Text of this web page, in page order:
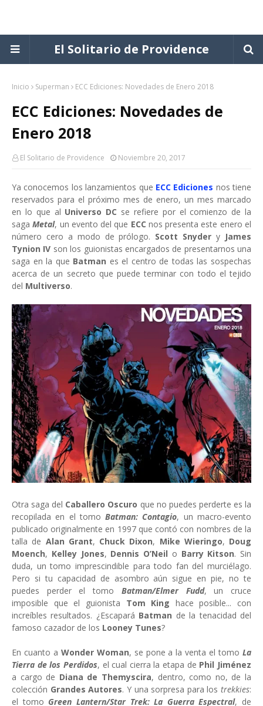
El Solitario de Providence
Inicio Superman ECC Ediciones: Novedades de Enero 2018
ECC Ediciones: Novedades de
Enero 2018
El Solitario de Providence Noviembre 20, 2017
Ya conocemos los lanzamientos que ECC Ediciones nos tiene
reservados para el próximo mes de enero, un mes marcado
en lo que al Universo DC se refiere por el comienzo de la
sagaMetal, un evento del que ECC nos presenta este enero el
número cero a modo de prólogo. Scott Snyder y James
Tynion IV son los guionistas encargados de presentarnos una
saga en la que Batman es el centro de todas las sospechas
acerca de un secreto que puede terminar con todo el tejido
del Multiverso.
Otra saga del Caballero Oscuro que no puedes perderte es la
recopilada en el tomoBatman: Contagio, un macro-evento
publicado originalmente en 1997 que contó con nombres de la
talla de Alan Grant, Chuck Dixon, Mike Wieringo, Doug
Moench, Kelley Jones, Dennis O’Neil o Barry Kitson. Sin
duda, un tomo imprescindible para todo fan del murciélago.
Pero si tu capacidad de asombro aún sigue en pie, no te
puedes perder el tomo Batman/Elmer Fudd, un cruce
imposible que el guionista Tom King hace posible... con
increíbles resultados. ¿Escapará Batman de la tenacidad del
famoso cazador de los Looney Tunes?
En cuanto a Wonder Woman, se pone a la venta el tomoLa
Tierra de los Perdidos, el cual cierra la etapa de Phil Jiménez
a cargo de Diana de Themyscira, dentro, como no, de la
colección Grandes Autores. Y una sorpresa para los trekkies:
el tomo Green Lantern/Star Trek: La Guerra Espectral, de